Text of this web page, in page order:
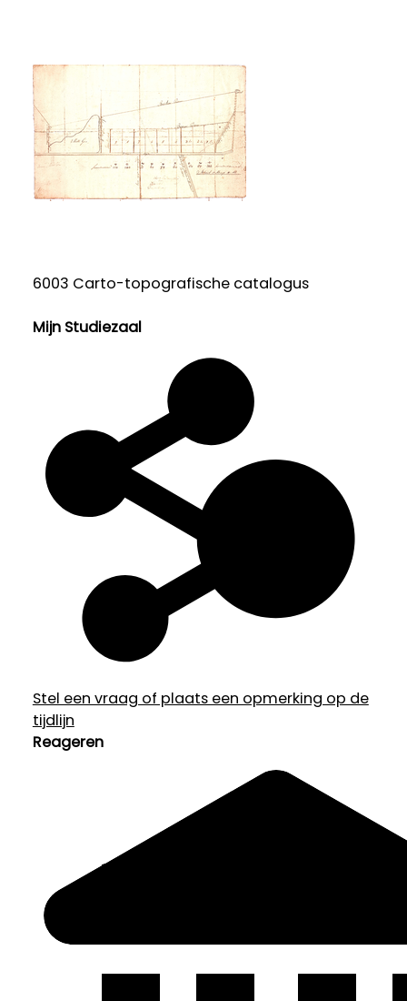
6003 Carto-topografische catalogus
Mijn Studiezaal
Stel een vraag of plaats een opmerking op de
tijdlijn
Reageren